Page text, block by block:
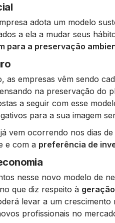
adota um modelo
a ela a mudar seus
para a preservação
as empresas vêm sendo
na preservação do
a seguir com esse
para a sua imagem
vem ocorrendo nos dias
e com a preferência de
nesse novo modelo de
que diz respeito à
levar a um
profissionais no